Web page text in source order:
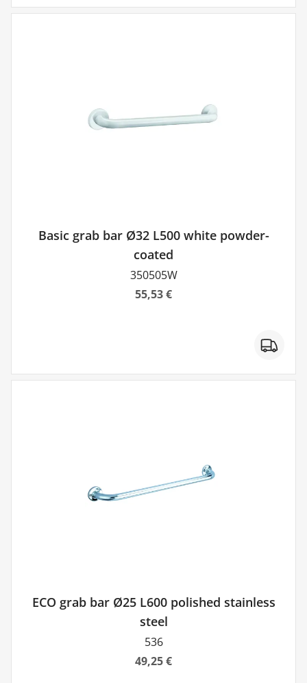
Basic grab bar Ø32 L500 white powder-
coated
350505W
55,53 €
ECO grab bar Ø25 L600 polished stainless
steel
536
49,25 €